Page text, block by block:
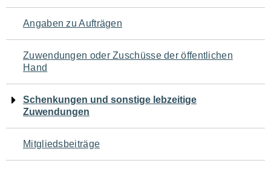
Angaben zu Aufträgen
Zuwendungen oder Zuschüsse der öffentlichen
Hand
Schenkungen und sonstige lebzeitige
Zuwendungen
Mitgliedsbeiträge